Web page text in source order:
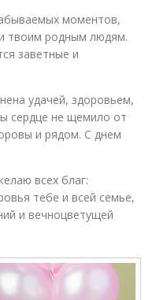
моментов,
твоим родным людям.
заветные и
удачей, здоровьем,
сердце не щемило от
и рядом. С днем
всех благ:
тебе и всей семье,
и вечноцветущей